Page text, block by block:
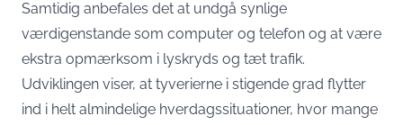
Samtidig anbefales det at undgå synlige
værdigenstande som computer og telefon og at være
ekstra opmærksom i lyskryds og tæt trafik.
Udviklingen viser, at tyverierne i stigende grad flytter
ind i helt almindelige hverdagssituationer, hvor mange